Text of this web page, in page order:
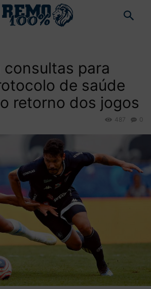
consultas para
de saúde
retorno dos jogos
0
487